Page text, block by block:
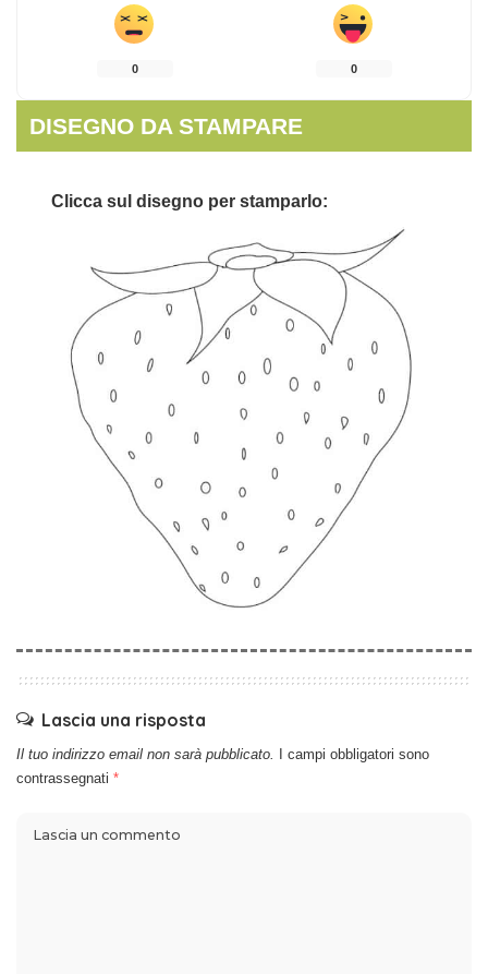
0 0
DISEGNO DA STAMPARE
Clicca sul disegno per stamparlo:
Lascia una risposta
Il tuo indirizzo email non sarà pubblicato.
I campi obbligatori sono
contrassegnati *